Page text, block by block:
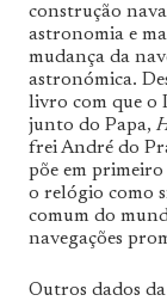
construção
astronomia e
mudança da
astronómica.
livro com que o
junto do Papa,
frei André do
põe em primeiro
o relógio como
comum do
navegações
Outros dados